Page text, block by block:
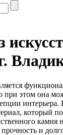
при этом она
интерьера.
который
камня
прочность и